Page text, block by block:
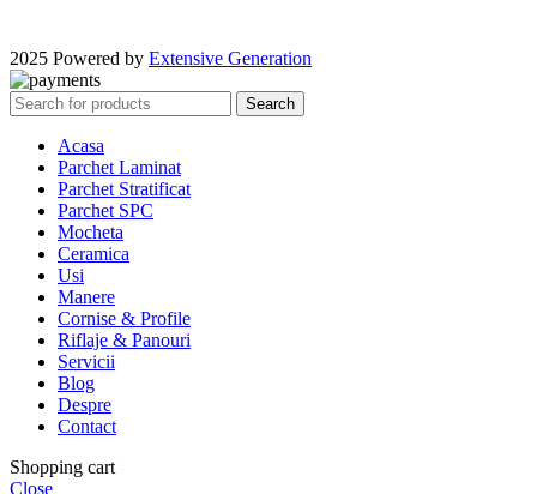
2025 Powered by Extensive Generation
Search
Acasa
Parchet Laminat
Parchet Stratificat
Parchet SPC
Mocheta
Ceramica
Usi
Manere
Cornise & Profile
Riflaje & Panouri
Servicii
Blog
Despre
Contact
Shopping cart
Close